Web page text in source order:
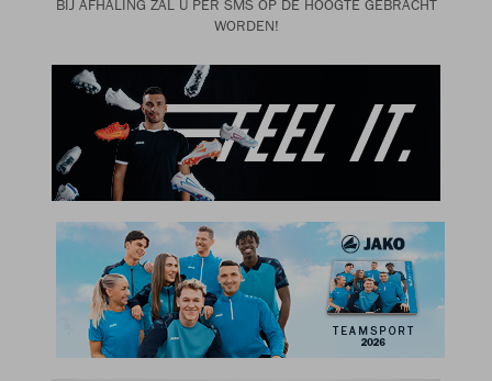
BIJ AFHALING ZAL U PER SMS OP DE HOOGTE GEBRACHT
WORDEN!